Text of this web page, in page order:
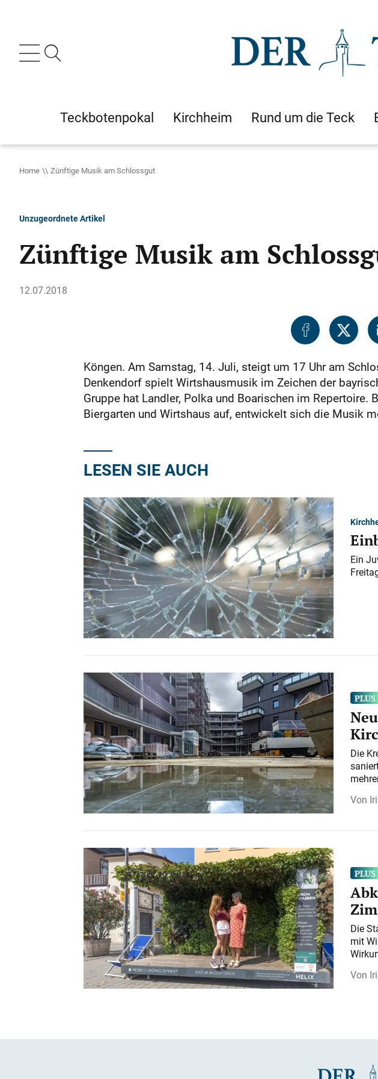
Teckbotenpokal Kirchheim Rund um die Teck
Home Zünftige Musik am Schlossgut
Unzugeordnete Artikel
Zünftige Musik am
12.07.2018
Köngen. Am Samstag, 14. Juli, steigt um 17 Uhr am
Denkendorf spielt Wirtshausmusik im Zeichen der
Gruppe hat Landler, Polka und Boarischen im
Biergarten und Wirtshaus auf, entwickelt sich die Musik
LESEN SIE AUCH
Ein
Die
Die
mit